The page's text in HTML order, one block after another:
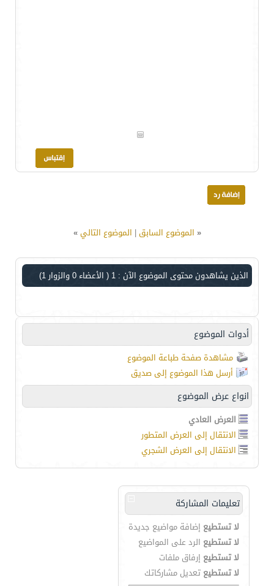
« الموضوع السابق| الموضوع التالي»
الذين يشاهدون محتوى الموضوع الآن : 1 ( الأعضاء 0 والزوار 1)
أدوات الموضوع
مشاهدة صفحة طباعة الموضوع
أرسل هذا الموضوع إلى صديق
انواع عرض الموضوع
العرض العادي
الانتقال إلى العرض المتطور
الانتقال إلى العرض الشجري
تعليمات المشاركة
لا تستطيع إضافة مواضيع جديدة
لا تستطيع الرد على المواضيع
لا تستطيع إرفاق ملفات
لا تستطيع تعديل مشاركاتك